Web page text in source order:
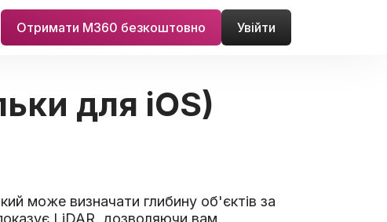
Отримати M360 безкоштовно Увійти
для iOS)
може визначати глибину об'єктів за
LiDAR, дозволяючи вам